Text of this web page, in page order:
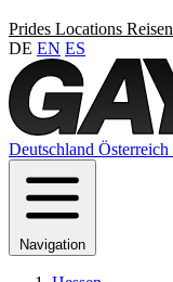
Prides Locations Reisen
DE EN ES
Deutschland Österreich
Navigation